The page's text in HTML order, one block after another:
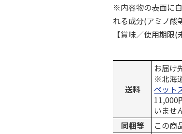
※内容物の表面に
れる成分(アミノ酸
【賞味／使用期限
送料
お届け
※北海
ペット
11,000
いませ
同梱等
この商